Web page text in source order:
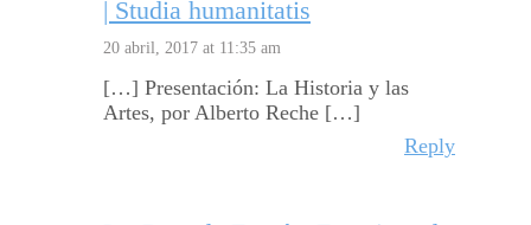
| Studia humanitatis
20 abril, 2017 at 11:35 am
[…] Presentación: La Historia y las
Artes, por Alberto Reche […]
Reply